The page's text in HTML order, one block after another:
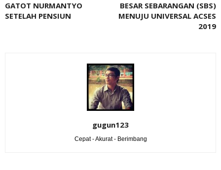
GATOT NURMANTYO
SETELAH PENSIUN
BESAR SEBARANGAN (SBS)
MENUJU UNIVERSAL ACSES
2019
gugun123
Cepat - Akurat - Berimbang